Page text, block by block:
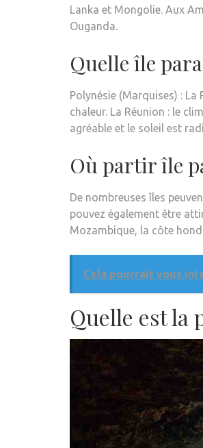
Lanka et Mongolie. Aux
Ouganda.
Quelle île
Polynésie (Marquises) :
chaleur. La Réunion : le
agréable et le soleil est
Où partir île
De nombreuses îles
pouvez également être
Mozambique, la côte
Cela pourrait vous
Quelle est la